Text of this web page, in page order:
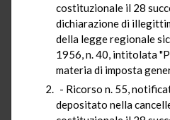
costituzionale il 28
dichiarazione di
della legge regionale
1956, n. 40, intitolata
materia di imposta
- Ricorso n. 55,
depositato nella